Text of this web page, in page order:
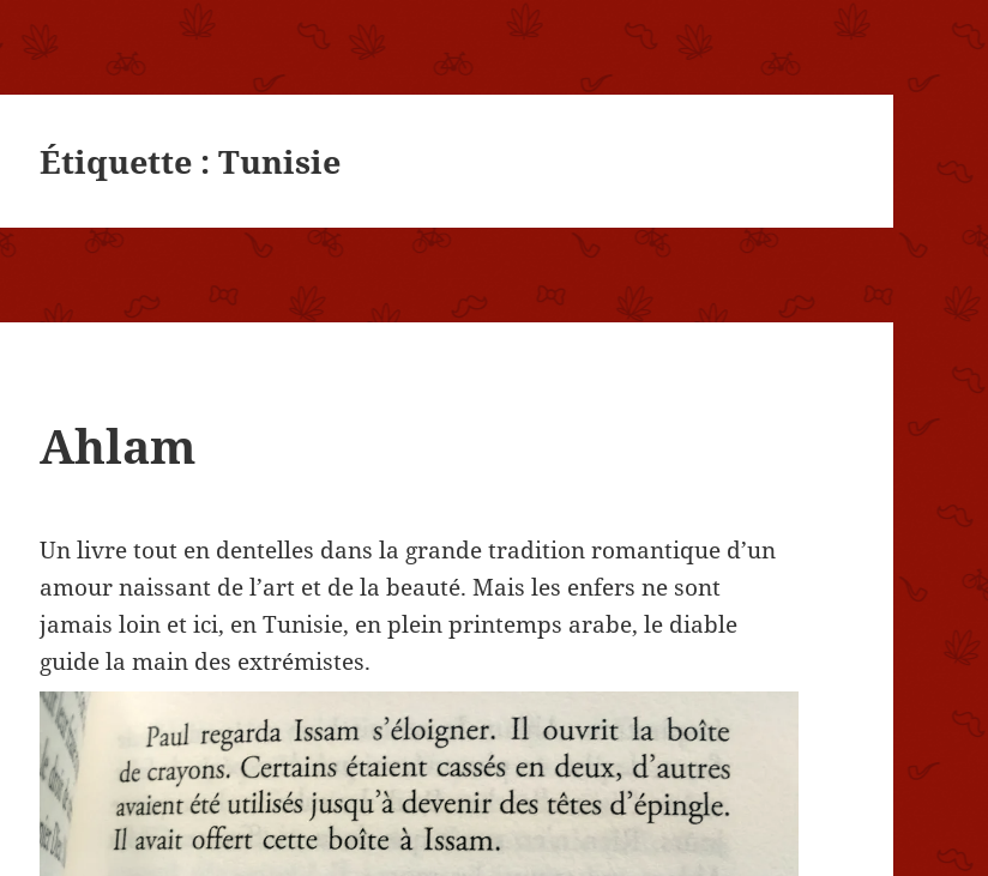
Étiquette :Tunisie
Ahlam
Un livre tout en dentelles dans la grande tradition romantique d’un
amour naissant de l’art et de la beauté. Mais les enfers ne sont
jamais loin et ici, en Tunisie, en plein printemps arabe, le diable
guide la main des extrémistes.